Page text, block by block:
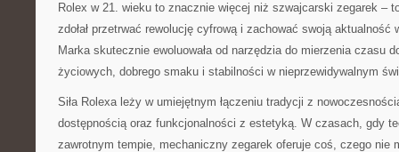
Rolex w 21. wieku to znacznie więcej niż szwajcarski zegarek –
zdołał przetrwać rewolucję cyfrową i zachować swoją
Marka skutecznie ewoluowała od narzędzia do mierzenia czasu
życiowych, dobrego smaku i stabilności w nieprzewidywalnym
Siła Rolexa leży w umiejętnym łączeniu tradycji z
dostępnością oraz funkcjonalności z estetyką. W czasach, gdy
zawrotnym tempie, mechaniczny zegarek oferuje coś, czego nie